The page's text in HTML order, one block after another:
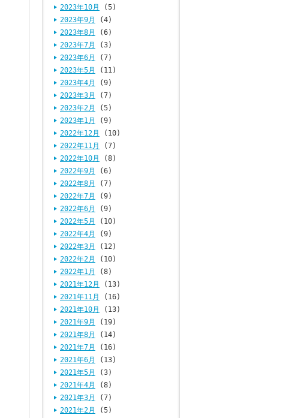
2023年10月
(5)
2023年9月
(4)
2023年8月
(6)
2023年7月
(3)
2023年6月
(7)
2023年5月
(11)
2023年4月
(9)
2023年3月
(7)
2023年2月
(5)
2023年1月
(9)
2022年12月
(10)
2022年11月
(7)
2022年10月
(8)
2022年9月
(6)
2022年8月
(7)
2022年7月
(9)
2022年6月
(9)
2022年5月
(10)
2022年4月
(9)
2022年3月
(12)
2022年2月
(10)
2022年1月
(8)
2021年12月
(13)
2021年11月
(16)
2021年10月
(13)
2021年9月
(19)
2021年8月
(14)
2021年7月
(16)
2021年6月
(13)
2021年5月
(3)
2021年4月
(8)
2021年3月
(7)
2021年2月
(5)